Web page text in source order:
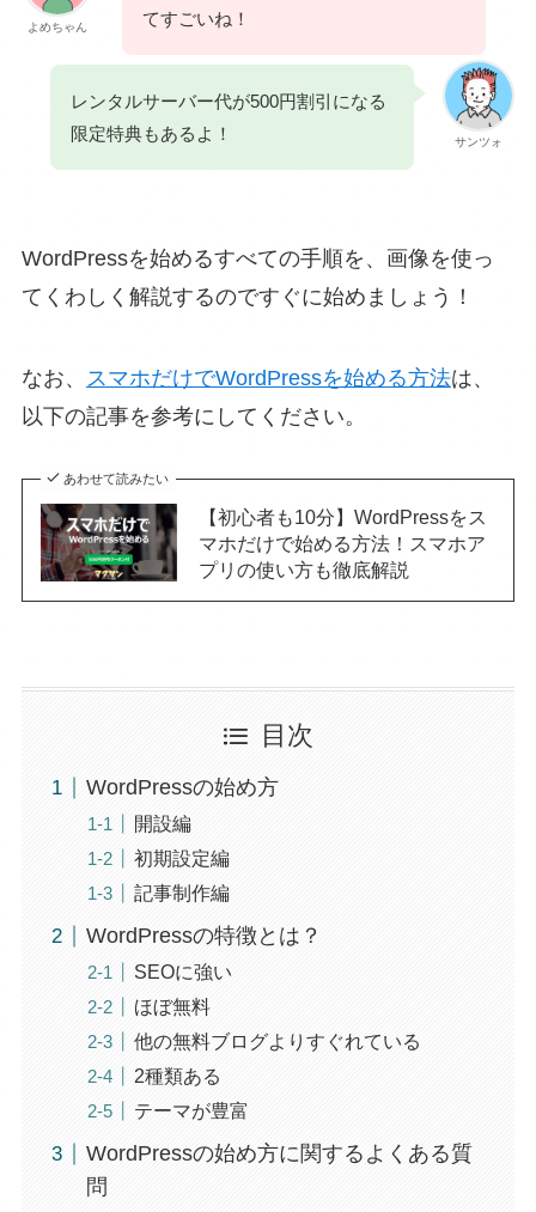
よめちゃん
てすごいね！
サンツォ
レンタルサーバー代が500円割引になる
限定特典もあるよ！
WordPressを始めるすべての手順を、画像を使っ
てくわしく解説するのですぐに始めましょう！
なお、 スマホだけでWordPressを始める方法は、
以下の記事を参考にしてください。
あわせて読みたい
【初心者も10分】WordPressをス
マホだけで始める方法！スマホア
プリの使い方も徹底解説
目次
WordPressの始め方
開設編
初期設定編
記事制作編
WordPressの特徴とは？
SEOに強い
ほぼ無料
他の無料ブログよりすぐれている
2種類ある
テーマが豊富
WordPressの始め方に関するよくある質
問